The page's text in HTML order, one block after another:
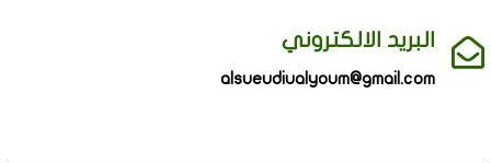
البريد الالكتروني
alsueudiualyoum@gmail.com